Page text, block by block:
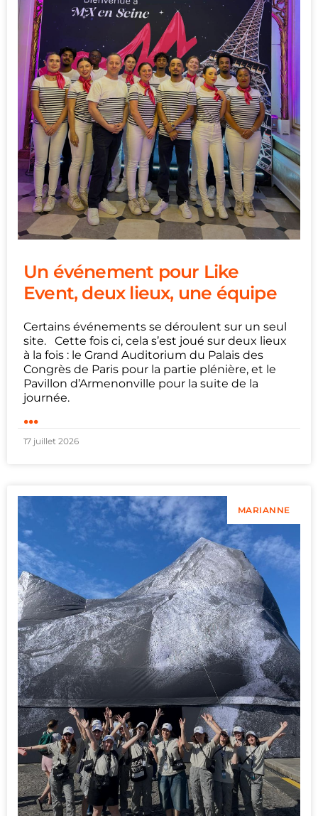
Un événement pour Like
Event, deux lieux, une équipe
Certains événements se déroulent sur un seul
site. Cette fois ci, cela s’est joué sur deux lieux
à la fois : le Grand Auditorium du Palais des
Congrès de Paris pour la partie plénière, et le
Pavillon d’Armenonville pour la suite de la
journée.
...
17 juillet 2026
MARIANNE